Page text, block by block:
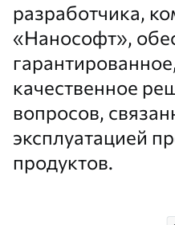
разработчика,
«Нанософт»,
качественное
вопросов,
эксплуатацией
продуктов.